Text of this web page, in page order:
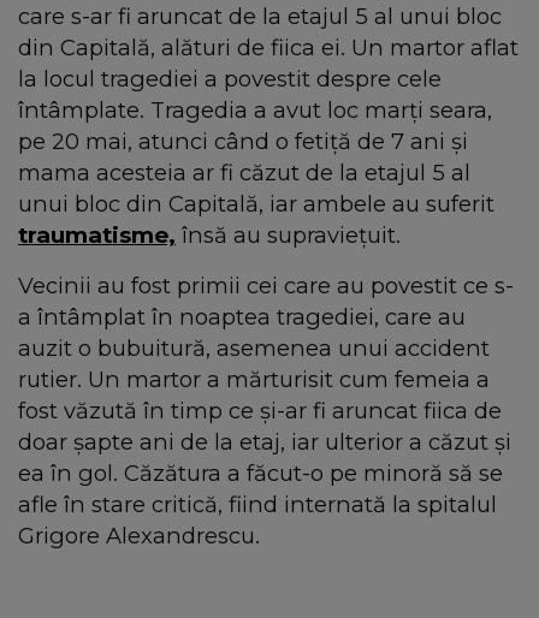
care s-ar fi aruncat de la etajul 5 al unui bloc
din Capitală, alături de fiica ei. Un martor aflat
la locul tragediei a povestit despre cele
întâmplate. Tragedia a avut loc marți seara,
pe 20 mai, atunci când o fetiță de 7 ani și
mama acesteia ar fi căzut de la etajul 5 al
unui bloc din Capitală, iar ambele au suferit
traumatisme, însă au supraviețuit.
Vecinii au fost primii cei care au povestit ce s-
a întâmplat în noaptea tragediei, care au
auzit o bubuitură, asemenea unui accident
rutier. Un martor a mărturisit cum femeia a
fost văzută în timp ce și-ar fi aruncat fiica de
doar șapte ani de la etaj, iar ulterior a căzut și
ea în gol. Căzătura a făcut-o pe minoră să se
afle în stare critică, fiind internată la spitalul
Grigore Alexandrescu.